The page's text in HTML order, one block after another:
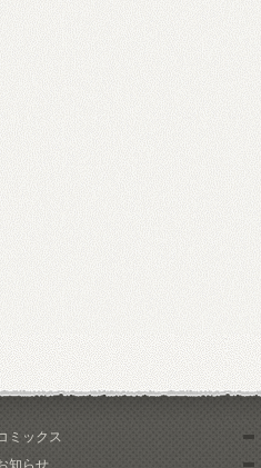
ミックス
知らせ